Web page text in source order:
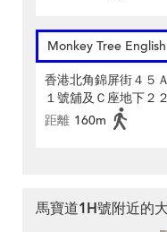
Monkey Tree
香港北角錦屏街４５
１號舖及Ｃ座地下２
距離 160m
馬寶道1H號附近的